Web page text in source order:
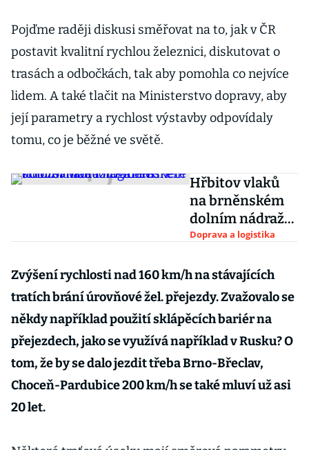
Pojďme raději diskusi směřovat na to, jak v ČR
postavit kvalitní rychlou železnici, diskutovat o
trasách a odbočkách, tak aby pomohla co nejvíce
lidem. A také tlačit na Ministerstvo dopravy, aby
její parametry a rychlost výstavby odpovídaly
tomu, co je běžné ve světě.
Hřbitov vlaků
na brněnském
dolním nádraží.
Prohlédněte si
fotogalerii
Doprava a logistika
Zvýšení rychlosti nad 160 km/h na stávajících
tratích brání úrovňové žel. přejezdy. Zvažovalo se
někdy například použití sklápěcích bariér na
přejezdech, jako se využívá například v Rusku? O
tom, že by se dalo jezdit třeba Brno-Břeclav,
Choceň-Pardubice 200 km/h se také mluví už asi
20 let.